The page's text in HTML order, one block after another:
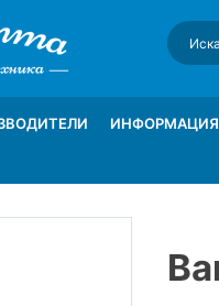
фототехники Foto-
foto-gamma.ru
ИНФОРМАЦИЯ